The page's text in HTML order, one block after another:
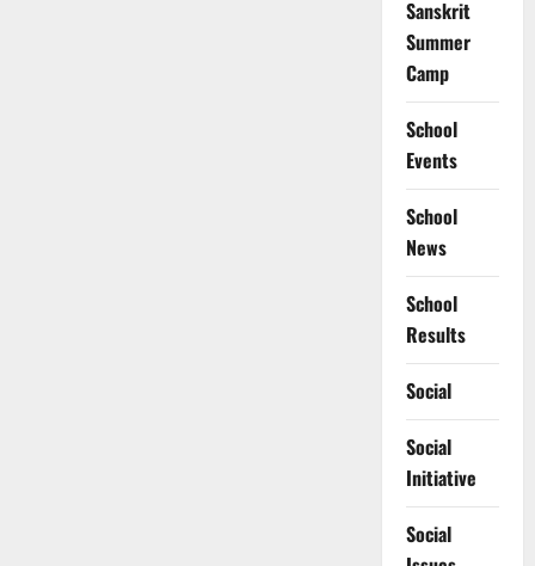
Sanskrit
Summer
Camp
School
Events
School
News
School
Results
Social
Social
Initiative
Social